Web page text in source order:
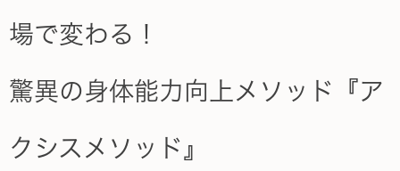
場で変わる！
驚異の身体能力向上メソッド『ア
クシスメソッド』